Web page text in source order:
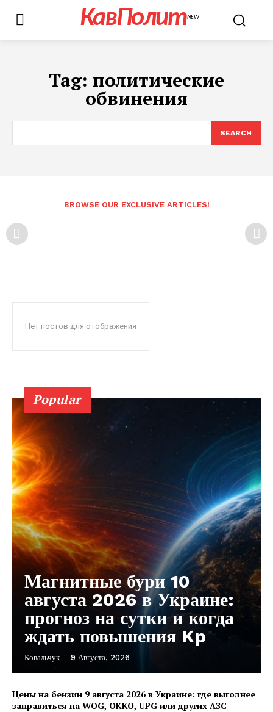
КавПолитNEW
Tag: политические
обвинения
SEARCH
BROWSE OUR EXCLUSIVE ARTICLES!
Нет постов для отображения
Popular
Магнитные бури 10
августа 2026 в Украине:
прогноз на сутки и когда
ждать повышения Kp
Ковальчук - 9 Августа, 2026
Цены на бензин 9 августа 2026 в Украине: где выгоднее
заправиться на WOG, OKKO, UPG или других АЗС